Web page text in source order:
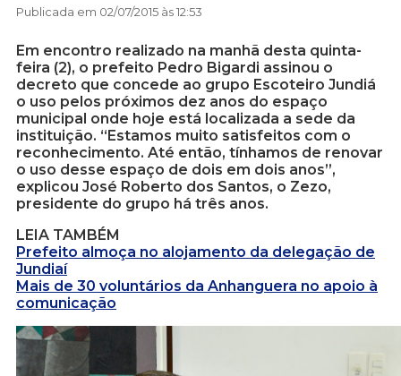
Publicada em 02/07/2015 às 12:53
Em encontro realizado na manhã desta quinta-
feira (2), o prefeito Pedro Bigardi assinou o
decreto que concede ao grupo Escoteiro Jundiá
o uso pelos próximos dez anos do espaço
municipal onde hoje está localizada a sede da
instituição. “Estamos muito satisfeitos com o
reconhecimento. Até então, tínhamos de renovar
o uso desse espaço de dois em dois anos”,
explicou José Roberto dos Santos, o Zezo,
presidente do grupo há três anos.
LEIA TAMBÉM
Prefeito almoça no alojamento da delegação de
Jundiaí
Mais de 30 voluntários da Anhanguera no apoio à
comunicação